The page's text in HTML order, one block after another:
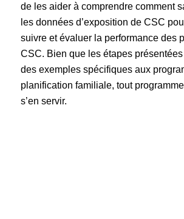
de les aider à comprendre comment
les données d’exposition de CSC
suivre et évaluer la performance des
CSC. Bien que les étapes
des exemples spécifiques aux
planification familiale, tout
s’en servir.